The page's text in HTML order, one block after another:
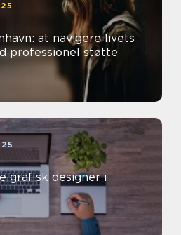
at navigere livets
professionel støtte
grafisk designer i